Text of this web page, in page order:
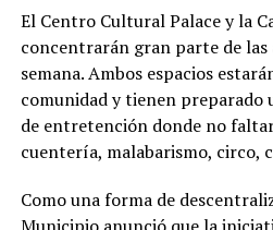
El Centro Cultural Palace y la
concentrarán gran parte de las
semana. Ambos espacios
comunidad y tienen
de entretención donde no
cuentería, malabarismo, circo,
Como una forma de